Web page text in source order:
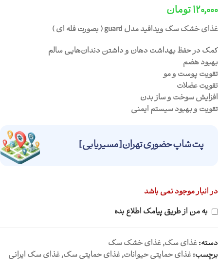
۱۲۰,۰۰۰تومان
غذای خشک سگ ویدافید مدل guard ( بصورت فله ای )
کمک در حفظ بهداشت دهان و داشتن دندان‌هایی سالم
بهبود هضم
تقویت پوست و مو
تقویت عضلات
افزایش سوخت و ساز بدن
تقویت و بهبود سیستم ایمنی
پت شاپ حضوری تهران [ مسیریابی ]
در انبار موجود نمی باشد
به من از طریق پیامک اطلاع بده
دسته:غذای سگ,غذای خشک سگ
برچسب:غذای حمایتی حیوانات,غذای حمایتی سگ,غذای سگ ایرانی